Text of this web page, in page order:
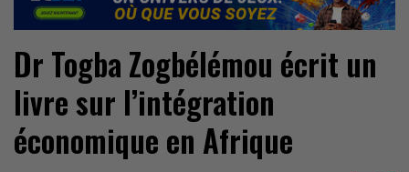
Dr Togba Zogbélémou écrit un
livre sur l’intégration
économique en Afrique